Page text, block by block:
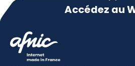
Accédez au